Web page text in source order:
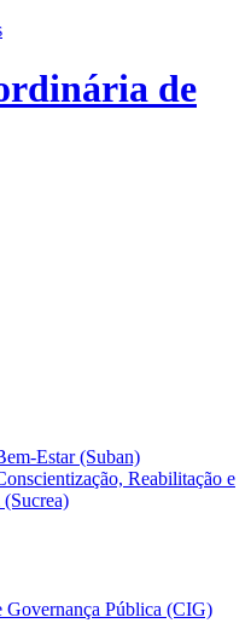
de
Estar (Suban)
Reabilitação e
Governança Pública (CIG)